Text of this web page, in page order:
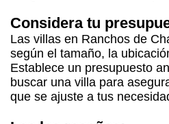
Considera tu
Las villas en Ranchos de
según el tamaño, la
Establece un presupuesto
buscar una villa para
que se ajuste a tus